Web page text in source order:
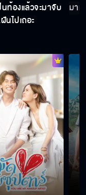
ต นิดหน่อย เดี๋ยวจะ
นท้องแล้วจะมาจับ
นไปเถอะ
มาท